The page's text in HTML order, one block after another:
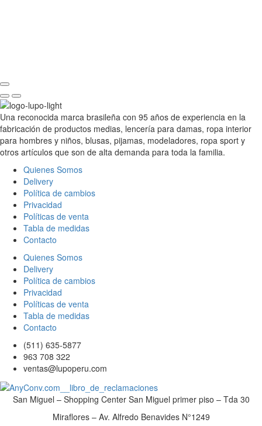
Una reconocida marca brasileña con 95 años de experiencia en la
fabricación de productos medias, lencería para damas, ropa interior
para hombres y niños, blusas, pijamas, modeladores, ropa sport y
otros artículos que son de alta demanda para toda la familia.
Quienes Somos
Delivery
Política de cambios
Privacidad
Políticas de venta
Tabla de medidas
Contacto
Quienes Somos
Delivery
Política de cambios
Privacidad
Políticas de venta
Tabla de medidas
Contacto
(511) 635-5877
963 708 322
ventas@lupoperu.com
San Miguel – Shopping Center San Miguel primer piso – Tda 30
Miraflores – Av. Alfredo Benavides N°1249